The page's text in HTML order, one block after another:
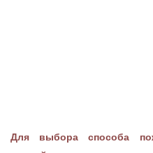
Для выбора способа